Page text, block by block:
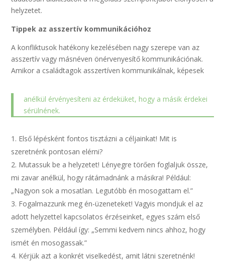
helyzetet.
Tippek az asszertív kommunikációhoz
A konfliktusok hatékony kezelésében nagy szerepe van az
asszertív vagy másnéven önérvenyesítő kommunikációnak.
Amikor a családtagok asszertíven kommunikálnak, képesek
anélkül érvényesíteni az érdeküket, hogy a másik érdekei
sérülnének.
Első lépésként fontos tisztázni a céljainkat! Mit is
szeretnénk pontosan elérni?
Mutassuk be a helyzetet! Lényegre törően foglaljuk össze,
mi zavar anélkül, hogy rátámadnánk a másikra! Például:
„Nagyon sok a mosatlan. Legutóbb én mosogattam el.”
Fogalmazzunk meg én-üzeneteket! Vagyis mondjuk el az
adott helyzettel kapcsolatos érzéseinket, egyes szám első
személyben. Például így: „Semmi kedvem nincs ahhoz, hogy
ismét én mosogassak.”
Kérjük azt a konkrét viselkedést, amit látni szeretnénk!